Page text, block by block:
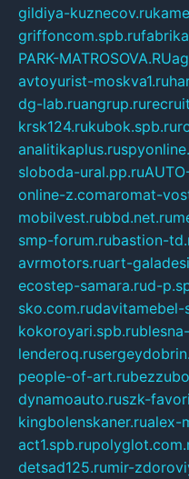
gildiya-kuznecov.ru
griffoncom.spb.ru
PARK-MATROSOVA.RU
avtoyurist-moskva1.ru
dg-lab.ruangrup.ru
krsk124.rukubok.spb.ru
analitikaplus.ru
sloboda-ural.pp.ru
online-z.comaromat-
mobilvest.rubbd.net.ru
smp-forum.rubastion-
avrmotors.ruart-
ecostep-samara.rud-
sko.com.rudavitamebel-
kokoroyari.spb.ru
lenderoq.ru
people-of-art.ru
dynamoauto.ruszk-
kingbolenskaner.rualex-
act1.spb.ru
detsad125.rumir-